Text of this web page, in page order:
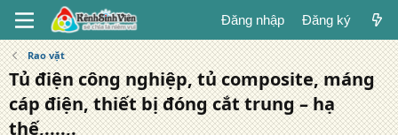
Đăng nhập Đăng ký
Rao vặt
Tủ điện công nghiệp, tủ composite, máng
cáp điện, thiết bị đóng cắt trung – hạ
thế,....,.